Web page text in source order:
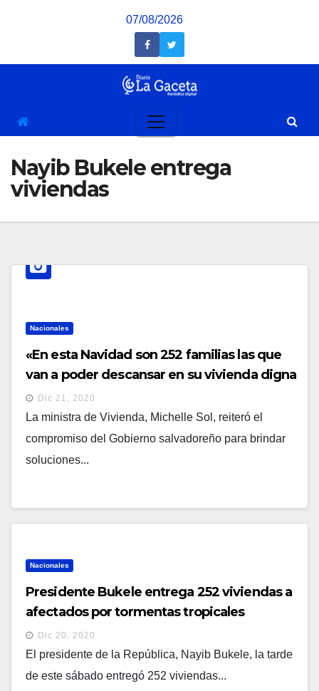
07/08/2026
Nayib Bukele entrega
viviendas
Nacionales
«En esta Navidad son 252 familias las que
van a poder descansar en su vivienda digna
y segura”, destaca Michelle Sol
Dic 21, 2020
La ministra de Vivienda, Michelle Sol, reiteró el
compromiso del Gobierno salvadoreño para brindar
soluciones...
Nacionales
Presidente Bukele entrega 252 viviendas a
afectados por tormentas tropicales
Dic 20, 2020
El presidente de la República, Nayib Bukele, la tarde
de este sábado entregó 252 viviendas...